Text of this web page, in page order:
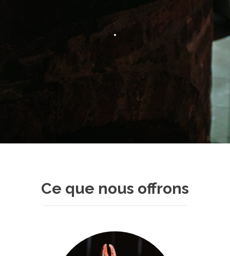
Ce que nous offrons